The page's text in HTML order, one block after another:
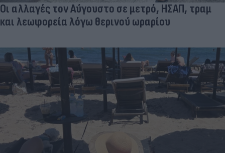
Οι αλλαγές τον Αύγουστο σε μετρό, ΗΣΑΠ, τραμ
και λεωφορεία λόγω θερινού ωραρίου